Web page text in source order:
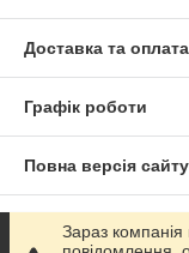
Доставка та оплата
Графік роботи
Повна версія сайту
Сайт створено на
Зараз